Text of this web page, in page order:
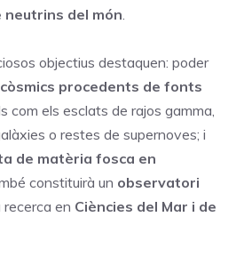
neutrins del món
objectius destaquen: poder
procedents de fonts
com els esclats de rajos gamma,
o restes de supernoves; i
de matèria fosca en
constituirà un observatori
recerca en Ciències del Mar i de